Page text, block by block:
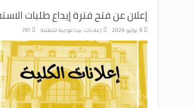
إعلان عن فتح فترة إيداع طلبات الاستفادة
8 يوليو 2026 إعلانات بيداغوجية للطلبة 781